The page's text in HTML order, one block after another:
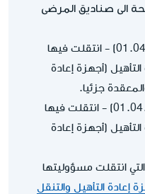
الى صناديق المرضى
الدفعة الأولى بتاريخ (01.04.2024) - انتقلت فيها
(أجهزة إعادة
جزئيا.
الدفعة الثانية بتاريخ (01.04.2025) - انتقلت فيها
(أجهزة إعادة
انتقلت مسؤوليتها
إعادة التأهيل والتنقل